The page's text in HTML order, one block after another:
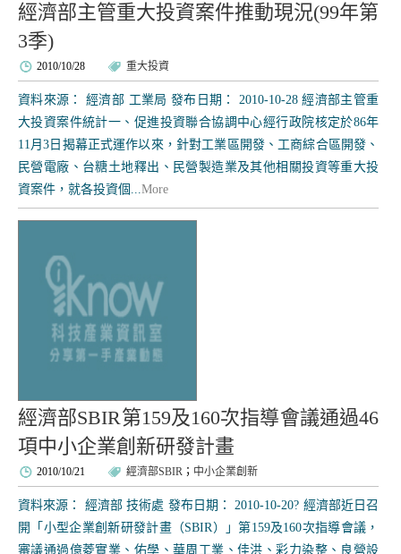
經濟部主管重大投資案件推動現況(99年第
3季)
2010/10/28 重大投資
資料來源： 經濟部 工業局 發布日期： 2010-10-28 經濟部主管重
大投資案件統計一、促進投資聯合協調中心經行政院核定於86年
11月3日揭幕正式運作以來，針對工業區開發、工商綜合區開發、
民營電廠、台糖土地釋出、民營製造業及其他相關投資等重大投
資案件，就各投資個...More
經濟部SBIR第159及160次指導會議通過46
項中小企業創新研發計畫
2010/10/21 經濟部SBIR ； 中小企業創新
資料來源： 經濟部 技術處 發布日期： 2010-10-20? 經濟部近日召
開「小型企業創新研發計畫（SBIR）」第159及160次指導會議，
審議通過億菱實業、佑學、華周工業、佳洪、彩力染整、良營設